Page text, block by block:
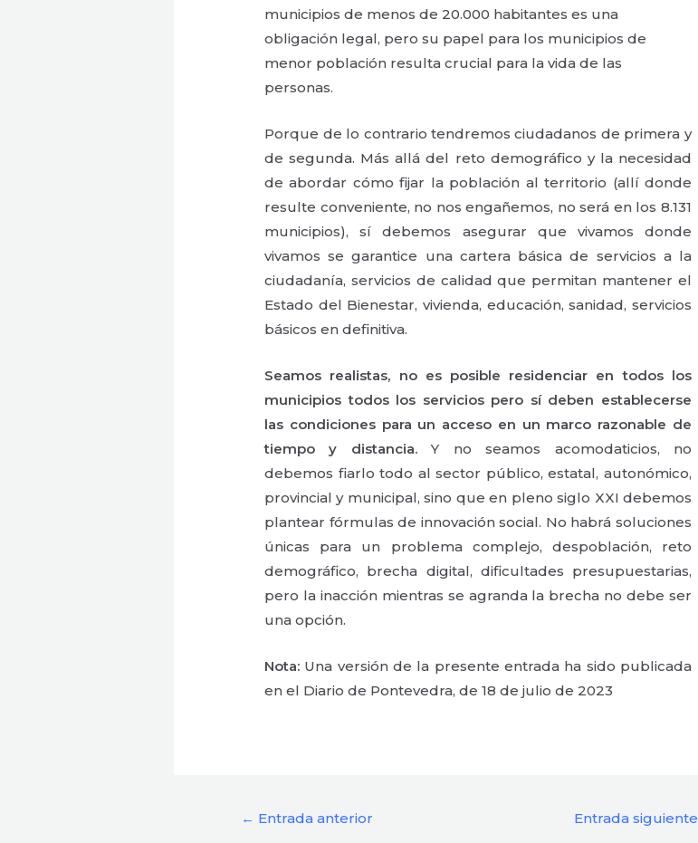
municipios de menos de 20.000 habitantes es una
obligación legal, pero su papel para los municipios de
menor población resulta crucial para la vida de las
personas.
Porque de lo contrario tendremos ciudadanos de primera y
de segunda. Más allá del reto demográfico y la necesidad
de abordar cómo fijar la población al territorio (allí donde
resulte conveniente, no nos engañemos, no será en los 8.131
municipios), sí debemos asegurar que vivamos donde
vivamos se garantice una cartera básica de servicios a la
ciudadanía, servicios de calidad que permitan mantener el
Estado del Bienestar, vivienda, educación, sanidad, servicios
básicos en definitiva.
Seamos realistas, no es posible residenciar en todos los
municipios todos los servicios pero sí deben establecerse
las condiciones para un acceso en un marco razonable de
tiempo y distancia.Y no seamos acomodaticios, no
debemos fiarlo todo al sector público, estatal, autonómico,
provincial y municipal, sino que en pleno siglo XXI debemos
plantear fórmulas de innovación social. No habrá soluciones
únicas para un problema complejo, despoblación, reto
demográfico, brecha digital, dificultades presupuestarias,
pero la inacción mientras se agranda la brecha no debe ser
una opción.
Nota: Una versión de la presente entrada ha sido publicada
en el Diario de Pontevedra, de 18 de julio de 2023
← Entrada anterior Entrada siguiente